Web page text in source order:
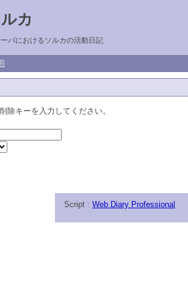
カ
バにおけるソルカの活動日記
除キーを入力してください。
Script : Web Diary Professional